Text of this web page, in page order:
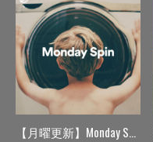
【月曜更新】Monday Spin